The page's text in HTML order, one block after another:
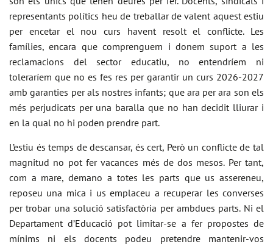
representants polítics heu de treballar de valent aquest estiu
per encetar el nou curs havent resolt el conflicte. Les
famílies, encara que comprenguem i donem suport a les
reclamacions del sector educatiu, no entendríem ni
toleraríem que no es fes res per garantir un curs 2026-2027
amb garanties per als nostres infants; que ara per ara son els
més perjudicats per una baralla que no han decidit lliurar i
en la qual no hi poden prendre part.
L’estiu és temps de descansar, és cert, Però un conflicte de tal
magnitud no pot fer vacances més de dos mesos. Per tant,
com a mare, demano a totes les parts que us assereneu,
reposeu una mica i us emplaceu a recuperar les converses
per trobar una solució satisfactòria per ambdues parts. Ni el
Departament d’Educació pot limitar-se a fer propostes de
mínims ni els docents podeu pretendre mantenir-vos